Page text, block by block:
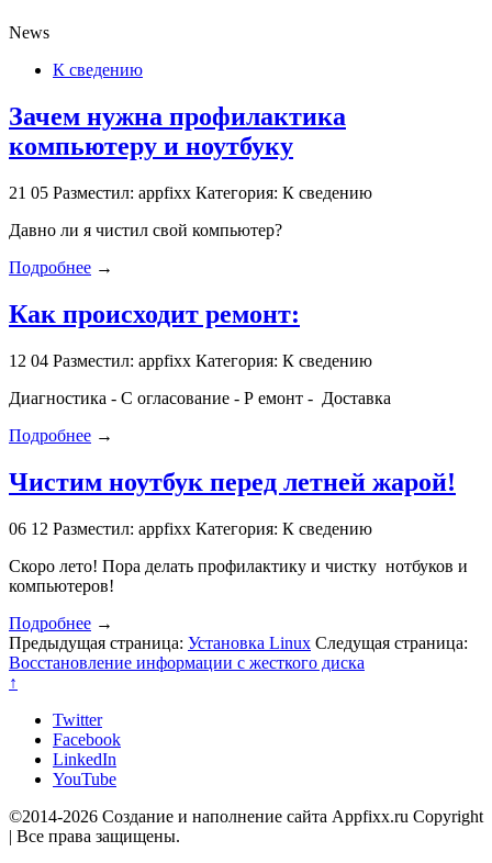
News
К сведению
Зачем нужна профилактика
компьютеру и ноутбуку
21 05 Разместил: appfixx Категория: К сведению
Давно ли я чистил свой компьютер?
Подробнее →
Как происходит ремонт:
12 04 Разместил: appfixx Категория: К сведению
Диагностика - С огласование - Р емонт - Доставка
Подробнее →
Чистим ноутбук перед летней жарой!
06 12 Разместил: appfixx Категория: К сведению
Скоро лето! Пора делать профилактику и чистку нотбуков и
компьютеров!
Подробнее →
Предыдущая страница: Установка Linux Следущая страница:
Восстановление информации с жесткого диска
↑
Twitter
Facebook
LinkedIn
YouTube
©2014-2026 Создание и наполнение сайта Appfixx.ru Copyright
| Все права защищены.